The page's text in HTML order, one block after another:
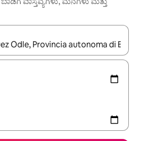
ಅಪ್ ಮತ್ತು ಡೌನ್ ಬಾಣದ ಕೀಲಿಗಳೊಂದಿಗೆ